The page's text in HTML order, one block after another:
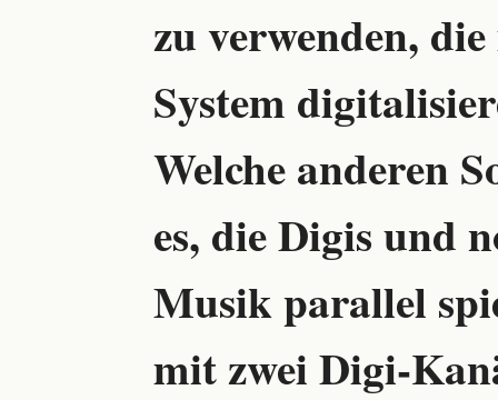
zu verwenden,
System
Welche anderen
es, die Digis und
Musik parallel
mit zwei Digi-